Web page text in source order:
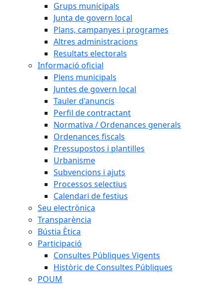
Grups municipals
Junta de govern local
Plans, campanyes i programes
Altres administracions
Resultats electorals
Informació oficial
Plens municipals
Juntes de govern local
Tauler d'anuncis
Perfil de contractant
Normativa / Ordenances generals
Ordenances fiscals
Pressupostos i plantilles
Urbanisme
Subvencions i ajuts
Processos selectius
Calendari de festius
Seu electrònica
Transparència
Bústia Ètica
Participació
Consultes Públiques Vigents
Històric de Consultes Públiques
POUM